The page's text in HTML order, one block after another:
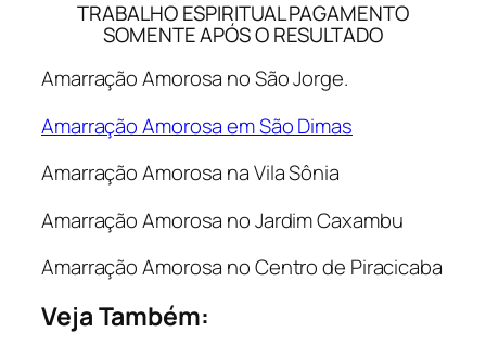
TRABALHO ESPIRITUAL PAGAMENTO
SOMENTE APÓS O RESULTADO
Amarração Amorosa no São Jorge.
Amarração Amorosa em São Dimas
Amarração Amorosa na Vila Sônia
Amarração Amorosa no Jardim Caxambu
Amarração Amorosa no Centro de Piracicaba
Veja Também: